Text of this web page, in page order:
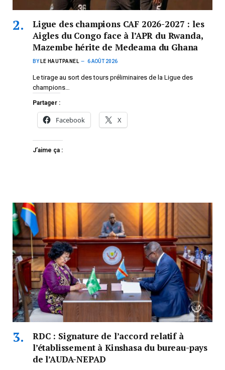
Ligue des champions CAF 2026-2027 : les
Aigles du Congo face à l’APR du Rwanda,
Mazembe hérite de Medeama du Ghana
BY LE HAUTPANEL 6 AOÛT 2026
Le tirage au sort des tours préliminaires de la Ligue des
champions…
Partager :
Facebook X
J’aime ça :
RDC : Signature de l’accord relatif à
l’établissement à Kinshasa du bureau-pays
de l’AUDA-NEPAD